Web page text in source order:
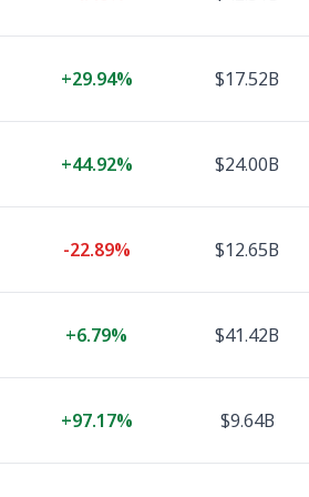
$17.52B
+29.94%
$24.00B
+44.92%
$12.65B
-22.89%
$41.42B
+6.79%
$9.64B
+97.17%